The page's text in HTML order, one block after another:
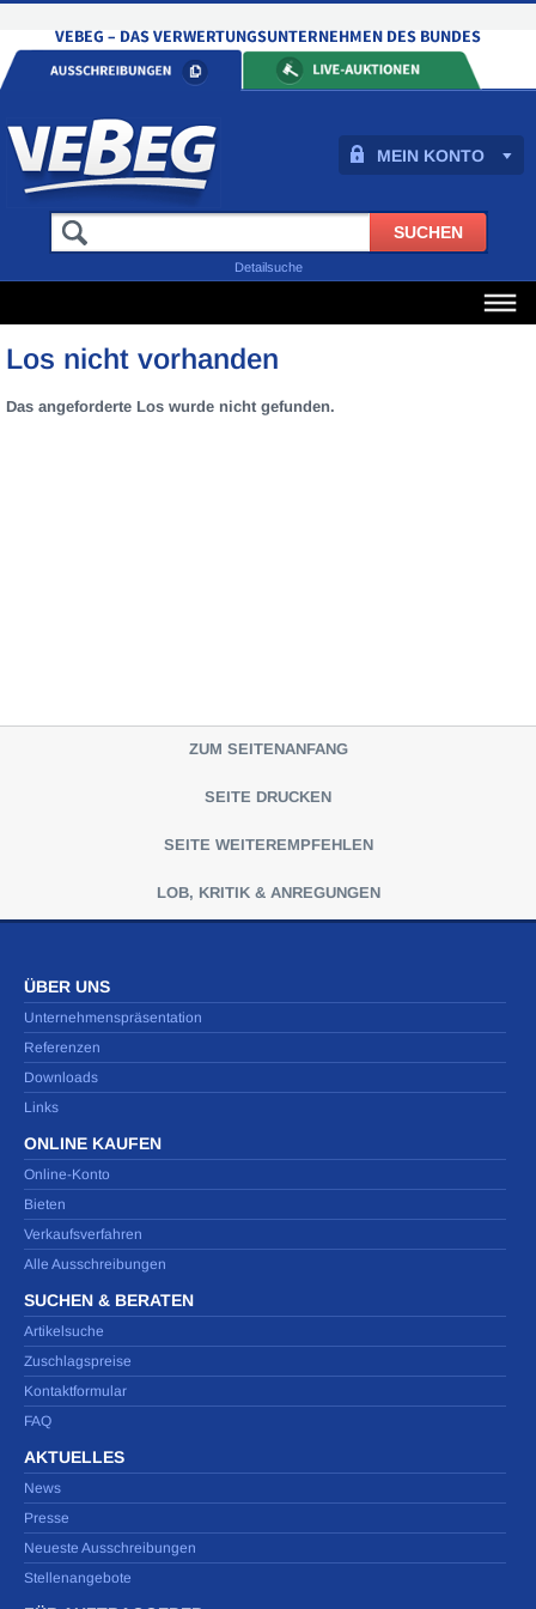
MEIN KONTO
Detailsuche
Los nicht vorhanden
Das angeforderte Los wurde nicht gefunden.
ZUM SEITENANFANG
SEITE DRUCKEN
SEITE WEITEREMPFEHLEN
LOB, KRITIK & ANREGUNGEN
ÜBER UNS
Unternehmenspräsentation
Referenzen
Downloads
Links
ONLINE KAUFEN
Online-Konto
Bieten
Verkaufsverfahren
Alle Ausschreibungen
SUCHEN & BERATEN
Artikelsuche
Zuschlagspreise
Kontaktformular
FAQ
AKTUELLES
News
Presse
Neueste Ausschreibungen
Stellenangebote